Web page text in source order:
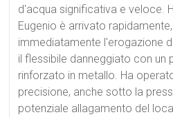
d'acqua significativa e veloce.
Eugenio è arrivato
immediatamente l'erogazione
il flessibile danneggiato con un
rinforzato in metallo. Ha
precisione, anche sotto la
potenziale allagamento del